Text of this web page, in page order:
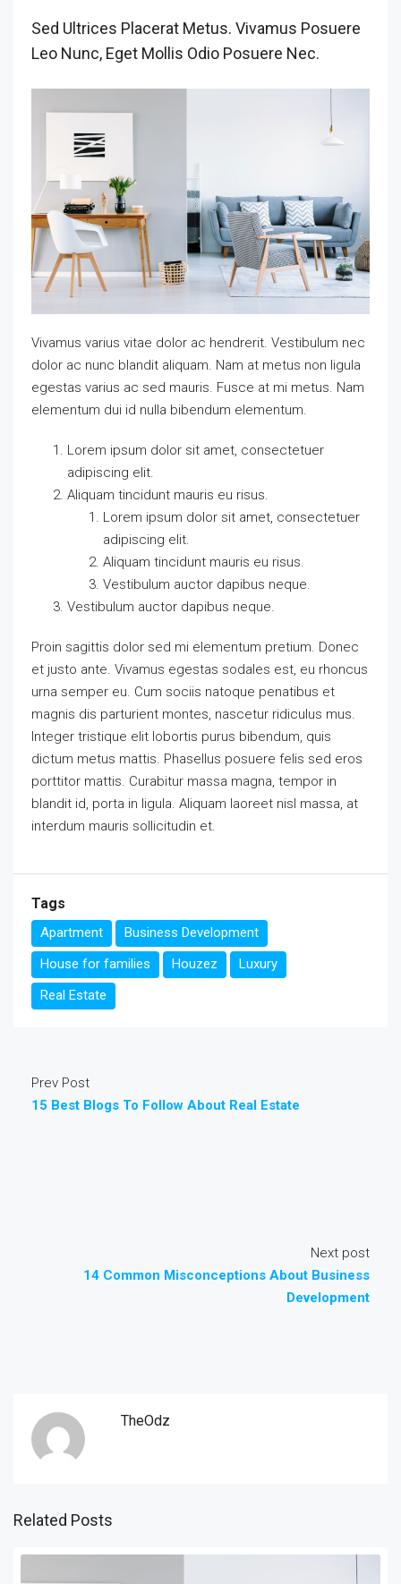
Sed Ultrices Placerat Metus. Vivamus Posuere
Leo Nunc, Eget Mollis Odio Posuere Nec.
Vivamus varius vitae dolor ac hendrerit. Vestibulum nec
dolor ac nunc blandit aliquam. Nam at metus non ligula
egestas varius ac sed mauris. Fusce at mi metus. Nam
elementum dui id nulla bibendum elementum.
Lorem ipsum dolor sit amet, consectetuer
adipiscing elit.
Aliquam tincidunt mauris eu risus.
Lorem ipsum dolor sit amet, consectetuer
adipiscing elit.
Aliquam tincidunt mauris eu risus.
Vestibulum auctor dapibus neque.
Vestibulum auctor dapibus neque.
Proin sagittis dolor sed mi elementum pretium. Donec
et justo ante. Vivamus egestas sodales est, eu rhoncus
urna semper eu. Cum sociis natoque penatibus et
magnis dis parturient montes, nascetur ridiculus mus.
Integer tristique elit lobortis purus bibendum, quis
dictum metus mattis. Phasellus posuere felis sed eros
porttitor mattis. Curabitur massa magna, tempor in
blandit id, porta in ligula. Aliquam laoreet nisl massa, at
interdum mauris sollicitudin et.
Tags
Apartment
Business Development
House for families
Houzez
Luxury
Real Estate
Prev Post
15 Best Blogs To Follow About Real Estate
Next post
14 Common Misconceptions About Business
Development
TheOdz
Related Posts